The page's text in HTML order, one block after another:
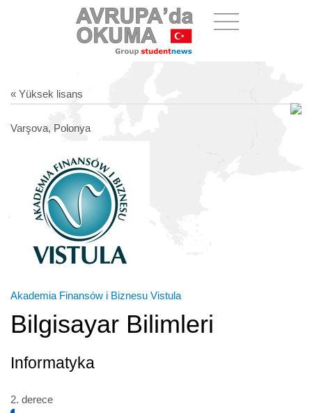
« Yüksek lisans
Varşova, Polonya
Akademia Finansów i Biznesu Vistula
Bilgisayar Bilimleri
Informatyka
2. derece